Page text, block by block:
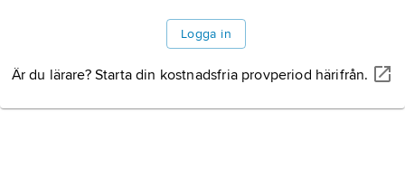
Logga in
Är du lärare? Starta din kostnadsfria provperiod härifrån.